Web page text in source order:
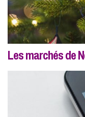
Les marchés de